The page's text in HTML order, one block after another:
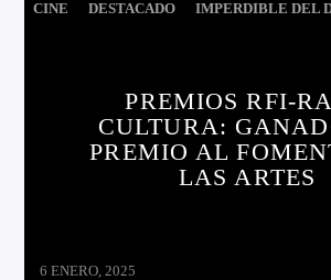
CINE DESTACADO IMPERDIBLE DEL
PREMIOS RFI-
CULTURA:
PREMIO AL
LAS ARTES
6 ENERO, 2025